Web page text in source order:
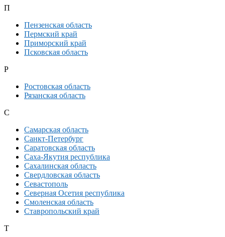
П
Пензенская область
Пермский край
Приморский край
Псковская область
Р
Ростовская область
Рязанская область
С
Самарская область
Санкт-Петербург
Саратовская область
Саха-Якутия республика
Сахалинская область
Свердловская область
Севастополь
Северная Осетия республика
Смоленская область
Ставропольский край
Т